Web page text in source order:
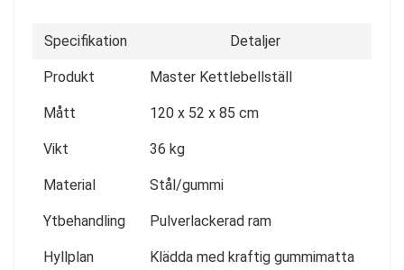
Specifikation Detaljer
Produkt Master Kettlebellställ
Mått 120 x 52 x 85 cm
Vikt 36 kg
Material Stål/gummi
Ytbehandling Pulverlackerad ram
Hyllplan Klädda med kraftig gummimatta